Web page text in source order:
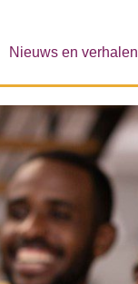
Nieuws en verhalen